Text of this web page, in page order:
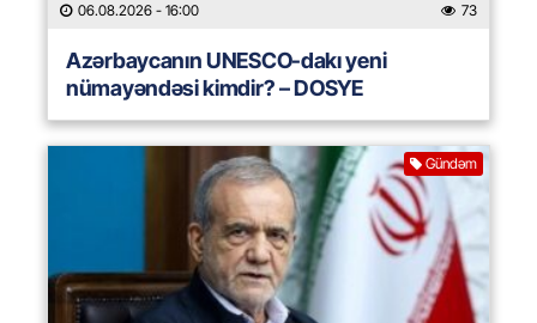
06.08.2026 - 16:00 73
Azərbaycanın UNESCO-dakı yeni
nümayəndəsi kimdir? – DOSYE
Gündəm